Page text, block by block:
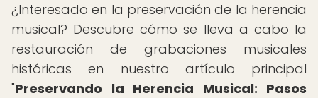
¿Interesado en la preservación de la herencia
musical? Descubre cómo se lleva a cabo la
restauración de grabaciones musicales
históricas en nuestro artículo principal
"Preservando la Herencia Musical: Pasos